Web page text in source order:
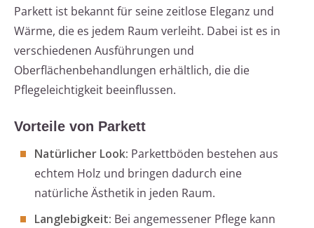
Parkett ist bekannt für seine zeitlose Eleganz und
Wärme, die es jedem Raum verleiht. Dabei ist es in
verschiedenen Ausführungen und
Oberflächenbehandlungen erhältlich, die die
Pflegeleichtigkeit beeinflussen.
Vorteile von Parkett
Natürlicher Look: Parkettböden bestehen aus
echtem Holz und bringen dadurch eine
natürliche Ästhetik in jeden Raum.
Langlebigkeit: Bei angemessener Pflege kann